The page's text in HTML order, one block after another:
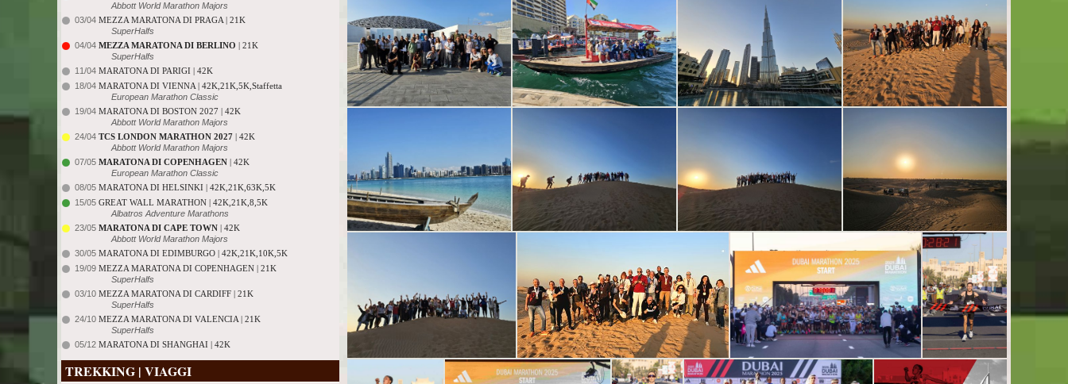
Abbott World Marathon Majors
03/04 MEZZA MARATONA DI PRAGA | 21K
SuperHalfs
04/04 MEZZA MARATONA DI BERLINO | 21K
SuperHalfs
11/04 MARATONA DI PARIGI | 42K
18/04 MARATONA DI VIENNA | 42K,21K,5K,Staffetta
European Marathon Classic
19/04 MARATONA DI BOSTON 2027 | 42K
Abbott World Marathon Majors
24/04 TCS LONDON MARATHON 2027 | 42K
Abbott World Marathon Majors
07/05 MARATONA DI COPENHAGEN | 42K
European Marathon Classic
08/05 MARATONA DI HELSINKI | 42K,21K,63K,5K
15/05 GREAT WALL MARATHON | 42K,21K,8,5K
Albatros Adventure Marathons
23/05 MARATONA DI CAPE TOWN | 42K
Abbott World Marathon Majors
30/05 MARATONA DI EDIMBURGO | 42K,21K,10K,5K
19/09 MEZZA MARATONA DI COPENHAGEN | 21K
SuperHalfs
03/10 MEZZA MARATONA DI CARDIFF | 21K
SuperHalfs
24/10 MEZZA MARATONA DI VALENCIA | 21K
SuperHalfs
05/12 MARATONA DI SHANGHAI | 42K
TREKKING | VIAGGI